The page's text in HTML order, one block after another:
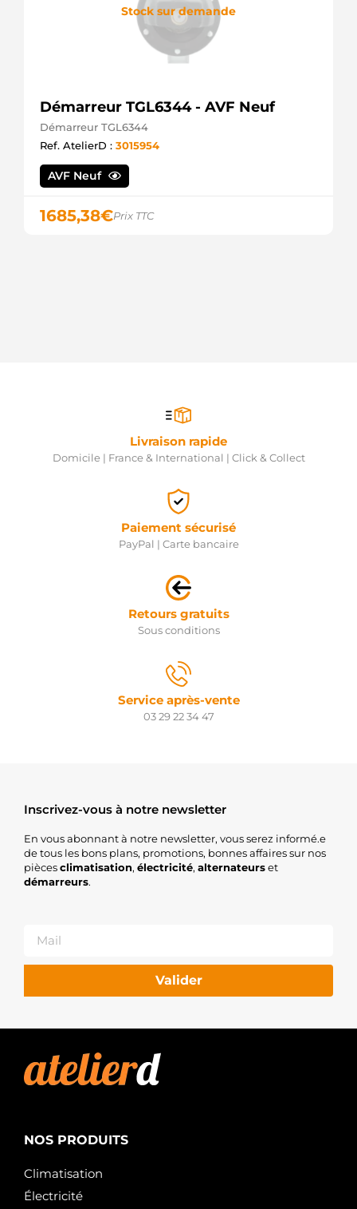
Stock sur demande
Démarreur TGL6344 - AVF Neuf
Démarreur TGL6344
Ref. AtelierD : 3015954
AVF Neuf
1685,38€Prix TTC
Livraison rapide
Domicile | France & International | Click & Collect
Paiement sécurisé
PayPal | Carte bancaire
Retours gratuits
Sous conditions
Service après-vente
03 29 22 34 47
Inscrivez-vous à notre newsletter
En vous abonnant à notre newsletter, vous serez informé.e
de tous les bons plans, promotions, bonnes affaires sur nos
piècesclimatisation, électricité, alternateurset
démarreurs.
Valider
NOS PRODUITS
Climatisation
Électricité